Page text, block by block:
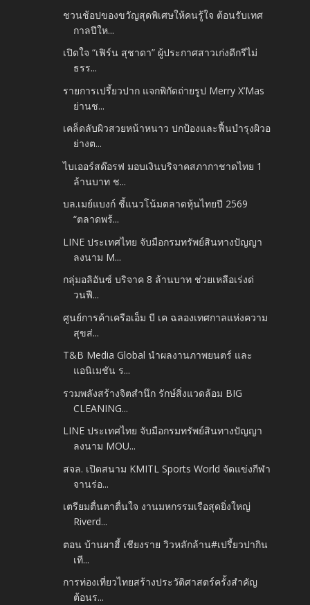
ชวนช้อปของขวัญสุดพิเศษให้คนรู้ใจ ต้อนรับเทศ
กาลปีให...
เปิดใจ “เฟิร์น สุชาดา” ผู้ประกาศสาวเก่งดีกรีไม่
ธรร...
รายการเปรี้ยวปาก แจกพิกัดถ่ายรูป Merry X’Mas
ย่านช...
เคล็ดลับผิวสวยหน้าหนาว ปกป้องและฟื้นบำรุงผิวอ
ย่างต...
ไบเออร์สด๊อรฟ มอบเงินบริจาคสภากาชาดไทย 1
ล้านบาท ช...
บล.เมย์แบงก์ ชี้แนวโน้มตลาดหุ้นไทยปี 2569
“ตลาดพร้...
LINE ประเทศไทย จับมือกรมทรัพย์สินทางปัญญา
ลงนาม M...
กลุ่มอลิอันซ์ บริจาค 8 ล้านบาท ช่วยเหลือเร่งด่
วนฟื...
ศูนย์การค้าเครือเอ็ม บี เค ฉลองเทศกาลแห่งความ
สุขส่...
T&B Media Global นำผลงานภาพยนตร์ และ
แอนิเมชัน ร...
รวมพลังสร้างจิตสำนึก รักษ์สิ่งแวดล้อม BIG
CLEANING...
LINE ประเทศไทย จับมือกรมทรัพย์สินทางปัญญา
ลงนาม MOU...
สจล. เปิดสนาม KMITL Sports World จัดแข่งกีฬา
จานร่อ...
เตรียมตื่นตาตื่นใจ งานมหกรรมเรือสุดยิ่งใหญ่
Riverd...
ตอน บ้านผาฮี้ เชียงราย วิวหลักล้าน#เปรี้ยวปากิน
เที...
การท่องเที่ยวไทยสร้างประวัติศาสตร์ครั้งสำคัญ
ต้อนร...